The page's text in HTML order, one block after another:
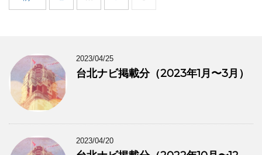
2023/04/25
台北ナビ掲載分（2023年1月〜3月）
2023/04/20